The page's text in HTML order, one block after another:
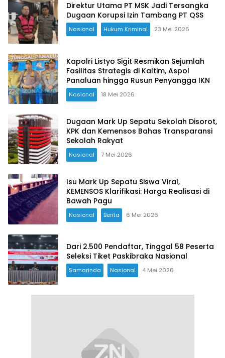
Direktur Utama PT MSK Jadi Tersangka
Dugaan Korupsi Izin Tambang PT QSS
Nasional Hukum Kriminal 23 Mei 2026
Kapolri Listyo Sigit Resmikan Sejumlah
Fasilitas Strategis di Kaltim, Aspol
Panaluan hingga Rusun Penyangga IKN
Nasional 18 Mei 2026
Dugaan Mark Up Sepatu Sekolah Disorot,
KPK dan Kemensos Bahas Transparansi
Sekolah Rakyat
Nasional 7 Mei 2026
Isu Mark Up Sepatu Siswa Viral,
KEMENSOS Klarifikasi: Harga Realisasi di
Bawah Pagu
Nasional Berita 6 Mei 2026
Dari 2.500 Pendaftar, Tinggal 58 Peserta
Seleksi Tiket Paskibraka Nasional
Samarinda Nasional 4 Mei 2026